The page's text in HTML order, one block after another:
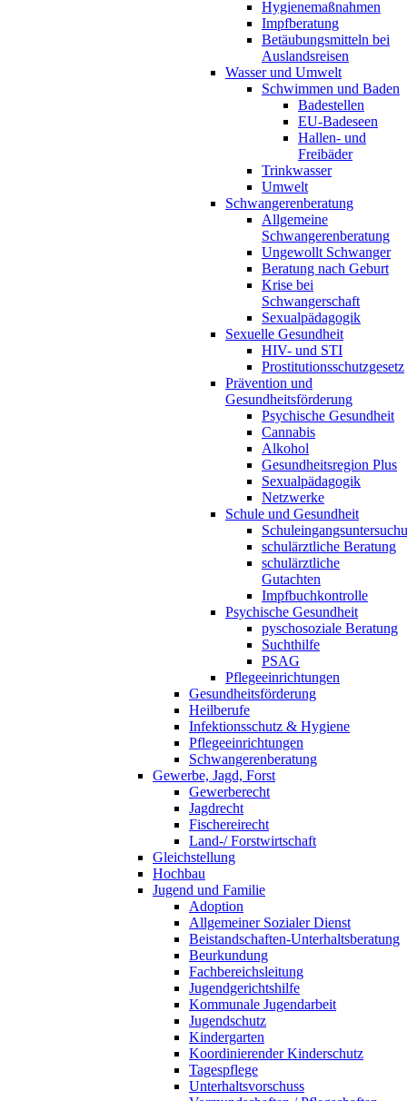
Hygienemaßnahmen
Impfberatung
Betäubungsmitteln bei
Auslandsreisen
Wasser und Umwelt
Schwimmen und Baden
Badestellen
EU-Badeseen
Hallen- und
Freibäder
Trinkwasser
Umwelt
Schwangerenberatung
Allgemeine
Schwangerenberatung
Ungewollt Schwanger
Beratung nach Geburt
Krise bei
Schwangerschaft
Sexualpädagogik
Sexuelle Gesundheit
HIV- und STI
Prostitutionsschutzgesetz
Prävention und
Gesundheitsförderung
Psychische Gesundheit
Cannabis
Alkohol
Gesundheitsregion Plus
Sexualpädagogik
Netzwerke
Schule und Gesundheit
schulärztliche Beratung
schulärztliche
Gutachten
Impfbuchkontrolle
Psychische Gesundheit
pyschosoziale Beratung
Suchthilfe
PSAG
Pflegeeinrichtungen
Gesundheitsförderung
Heilberufe
Infektionsschutz & Hygiene
Pflegeeinrichtungen
Schwangerenberatung
Gewerbe, Jagd, Forst
Gewerberecht
Jagdrecht
Fischereirecht
Land-/ Forstwirtschaft
Gleichstellung
Hochbau
Jugend und Familie
Adoption
Allgemeiner Sozialer Dienst
Beistandschaften-Unterhaltsberatung
Beurkundung
Fachbereichsleitung
Jugendgerichtshilfe
Kommunale Jugendarbeit
Jugendschutz
Kindergarten
Koordinierender Kinderschutz
Tagespflege
Unterhaltsvorschuss